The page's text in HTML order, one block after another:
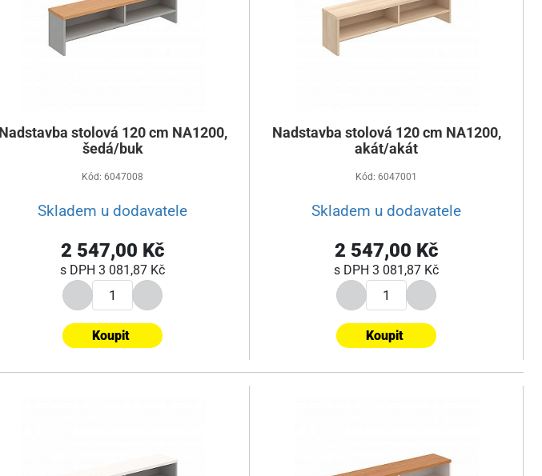
Nadstavba stolová 120 cm NA1200,
šedá/buk
Kód: 6047008
Skladem u dodavatele
2 547,00 Kč
s DPH 3 081,87 Kč
Koupit
Nadstavba stolová 120 cm NA1200,
akát/akát
Kód: 6047001
Skladem u dodavatele
2 547,00 Kč
s DPH 3 081,87 Kč
Koupit